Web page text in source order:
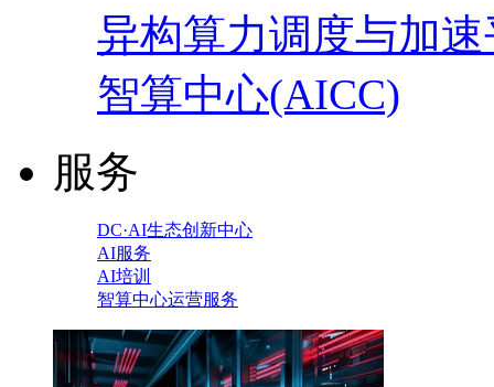
异构算力调度与加
智算中心(AICC)
服务
DC·AI生态创新中心
AI服务
AI培训
智算中心运营服务